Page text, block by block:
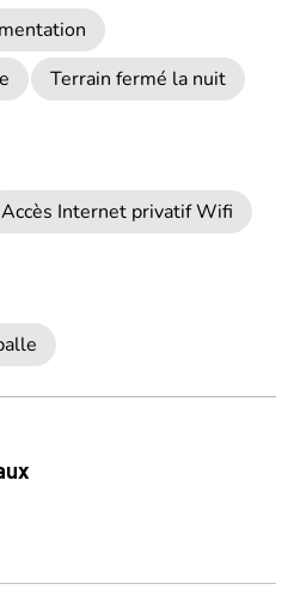
Terrain fermé la nuit
Accès Internet privatif Wifi